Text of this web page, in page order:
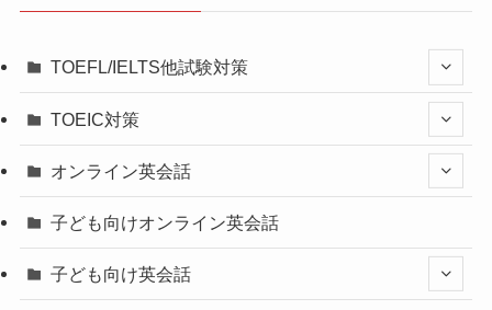
TOEFL/IELTS他試験対策
TOEIC対策
オンライン英会話
子ども向けオンライン英会話
子ども向け英会話